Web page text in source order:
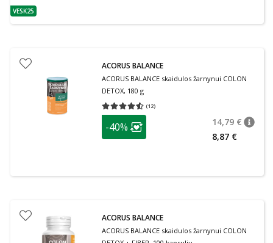
patarimas
VESK25
ACORUS BALANCE
ACORUS BALANCE skaidulos žarnynui COLON
DETOX, 180 g
(12)
Vidutinis įvertinimas 4.50
patarimas
Lojalumo klubo narių nuolaida
-40% 14,79 €
8,87 €
ACORUS BALANCE
ACORUS BALANCE skaidulos žarnynui COLON